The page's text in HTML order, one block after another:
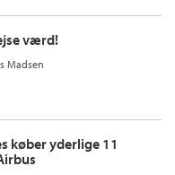
værd!
Madsen
køber yderlige 11